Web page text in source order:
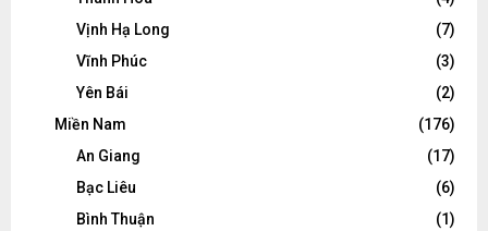
Vịnh Hạ Long
(7)
Vĩnh Phúc
(3)
Yên Bái
(2)
Miền Nam
(176)
An Giang
(17)
Bạc Liêu
(6)
Bình Thuận
(1)